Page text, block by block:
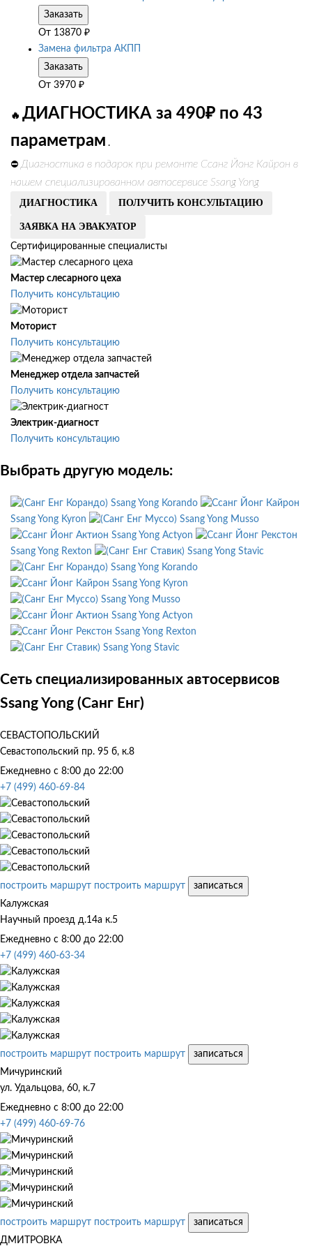
Заказать
От 13870 ₽
Замена фильтра АКПП
Заказать
От 3970 ₽
🔥 ДИАГНОСТИКА за 490₽ по 43
параметрам .
⛔ Диагностика в подарок при ремонте Ссанг Йонг Кайрон в
нашем специализированном автосервисе Ssang Yong
ДИАГНОСТИКА ПОЛУЧИТЬ КОНСУЛЬТАЦИЮ
ЗАЯВКА НА ЭВАКУАТОР
Сертифицированные специалисты
Мастер слесарного цеха
Получить консультацию
Моторист
Получить консультацию
Менеджер отдела запчастей
Получить консультацию
Электрик-диагност
Получить консультацию
Выбрать другую модель:
Ssang Yong Korando
Ssang Yong Kyron
Ssang Yong Musso
Ssang Yong Actyon
Ssang Yong Rexton
Ssang Yong Stavic
Ssang Yong Korando
Ssang Yong Kyron
Ssang Yong Musso
Ssang Yong Actyon
Ssang Yong Rexton
Ssang Yong Stavic
Сеть специализированных автосервисов
Ssang Yong (Санг Енг)
СЕВАСТОПОЛЬСКИЙ
Севастопольский пр. 95 б, к.8
Ежедневно с 8:00 до 22:00
+7 (499) 460-69-84
построить маршрут построить маршрут
записаться
Калужская
Научный проезд д.14а к.5
Ежедневно с 8:00 до 22:00
+7 (499) 460-63-34
построить маршрут построить маршрут
записаться
Мичуринский
ул. Удальцова, 60, к.7
Ежедневно с 8:00 до 22:00
+7 (499) 460-69-76
построить маршрут построить маршрут
записаться
ДМИТРОВКА